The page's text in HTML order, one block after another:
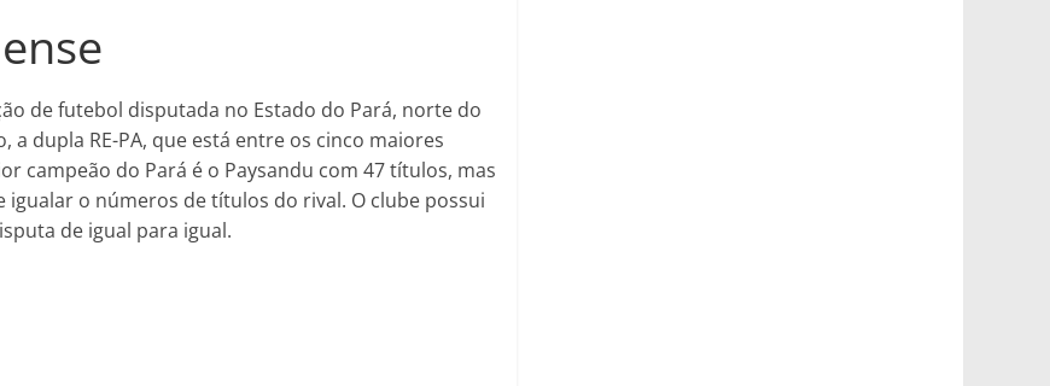
de futebol disputada no Estado do Pará, norte do
a dupla RE-PA, que está entre os cinco maiores
campeão do Pará é o Paysandu com 47 títulos, mas
o números de títulos do rival. O clube possui
de igual para igual.